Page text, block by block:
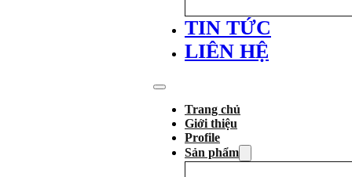
TIN TỨC
LIÊN HỆ
Trang chủ
Giới thiệu
Profile
Sản phẩm